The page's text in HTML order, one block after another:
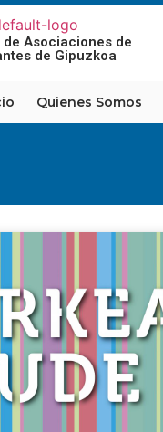
Asociaciones de
de Gipuzkoa
Quienes Somos